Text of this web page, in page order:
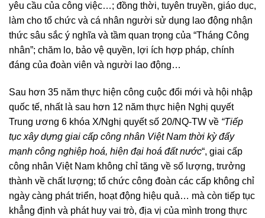
yêu cầu của công việc…; đồng thời, tuyên truyền, giáo dục,
làm cho tổ chức và cá nhân người sử dụng lao động nhận
thức sâu sắc ý nghĩa và tầm quan trọng của “Tháng Công
nhân”; chăm lo, bảo vệ quyền, lợi ích hợp pháp, chính
đáng của đoàn viên và người lao động…
Sau hơn 35 năm thực hiện công cuộc đổi mới và hội nhập
quốc tế, nhất là sau hơn 12 năm thực hiện Nghị quyết
Trung ương 6 khóa X/Nghị quyết số 20/NQ-TW về “Tiếp
tục xây dựng giai cấp công nhân Việt Nam thời kỳ đẩy
mạnh công nghiệp hoá, hiện đại hoá đất nước“, giai cấp
công nhân Việt Nam không chỉ tăng về số lượng, trưởng
thành về chất lượng; tổ chức công đoàn các cấp không chỉ
ngày càng phát triển, hoạt động hiệu quả… mà còn tiếp tục
khẳng định và phát huy vai trò, địa vị của mình trong thực